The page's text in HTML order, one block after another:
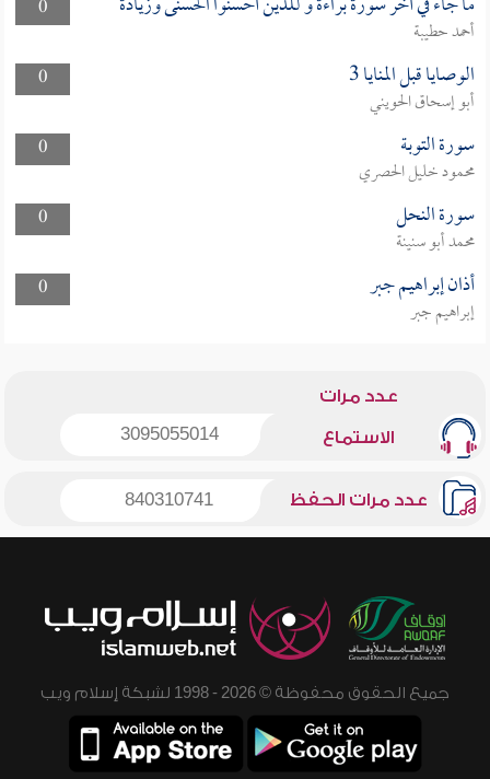
0
أحمد حطيبة
0
الوصايا قبل المنايا 3
أبو إسحاق الحويني
0
سورة التوبة
محمود خليل الحصري
0
سورة النحل
محمد أبو سنينة
0
أذان إبراهيم جبر
إبراهيم جبر
عدد مرات
الاستماع 3095055014
عدد مرات الحفظ 840310741
جميع الحقوق محفوظة © 2026 - 1998 لشبكة إسلام ويب